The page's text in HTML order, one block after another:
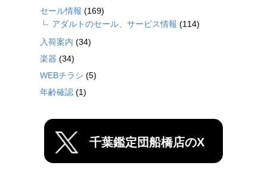
セール情報 (169)
アダルトのセール、サービス情報 (114)
入荷案内 (34)
楽器 (34)
WEBチラシ (5)
年齢確認 (1)
千葉鑑定団船橋店のX